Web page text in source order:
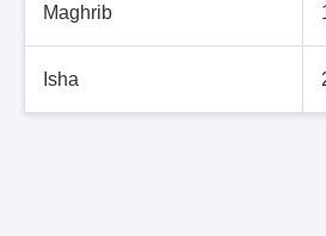
Maghrib
Isha